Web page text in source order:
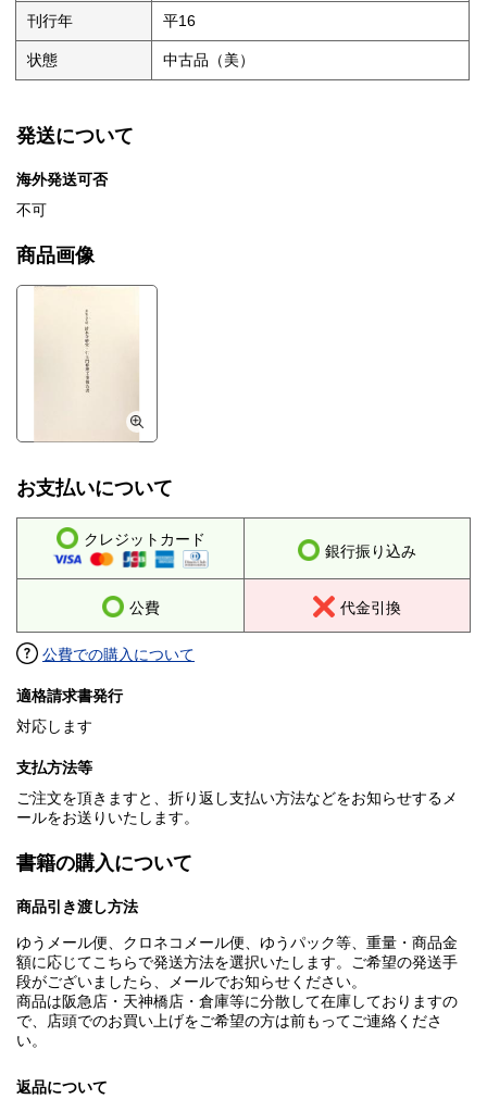
刊行年 平16
状態 中古品（美）
発送について
海外発送可否
不可
商品画像
お支払いについて
クレジットカード
銀行振り込み
公費 代金引換
公費での購入について
適格請求書発行
対応します
支払方法等
ご注文を頂きますと、折り返し支払い方法などをお知らせするメ
ールをお送りいたします。
書籍の購入について
商品引き渡し方法
ゆうメール便、クロネコメール便、ゆうパック等、重量・商品金
額に応じてこちらで発送方法を選択いたします。ご希望の発送手
段がございましたら、メールでお知らせください。
商品は阪急店・天神橋店・倉庫等に分散して在庫しておりますの
で、店頭でのお買い上げをご希望の方は前もってご連絡くださ
い。
返品について